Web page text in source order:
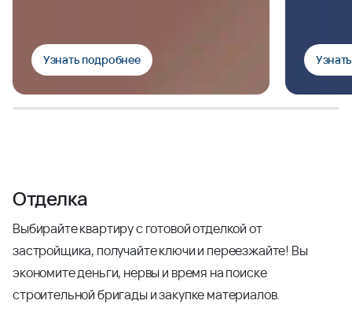
Узнать подробнее
Отделка
Выбирайте квартиру с готовой отделкой от
застройщика, получайте ключи и переезжайте! Вы
экономите деньги, нервы и время на поиске
строительной бригады и закупке материалов.